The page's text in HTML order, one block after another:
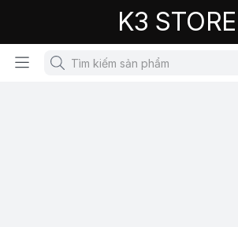
K3 STORE